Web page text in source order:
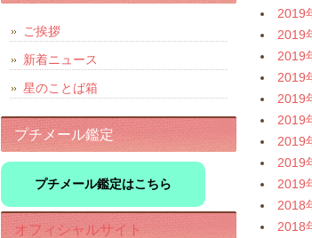
2019
2019
2019
2019
2019
2019
2019
2019
2019
2018
2018
ご挨拶
新着ニュース
星のことば箱
プチメール鑑定
プチメール鑑定はこちら
オフィシャルサイト